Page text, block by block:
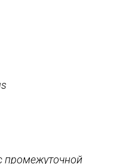
промежуточной